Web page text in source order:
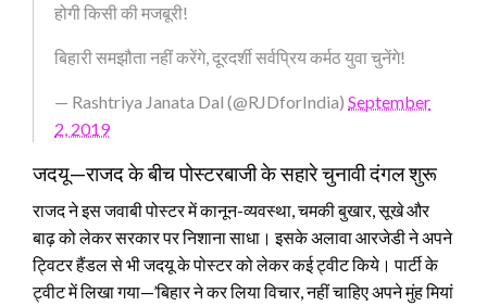
होगी किसी की मजबूरी!
बिहारी समझौता नहीं करेंगे, दूरदर्शी सर्वप्रिय कर्मठ युवा चुनेंगे!
— Rashtriya Janata Dal (@RJDforIndia) September
2, 2019
जदयू—राजद के बीच पोस्टरबाजी के सहारे चुनावी दंगल शुरू
राजद ने इस जवाबी पोस्टर में कानून-व्यवस्था, चमकी बुखार, सूखे और
बाढ़ को लेकर सरकार पर निशाना साधा। इसके अलावा आरजेडी ने अपने
ट्विटर हैंडल से भी जदयू के पोस्टर को लेकर कई ट्वीट किये। पार्टी के
ट्वीट में लिखा गया—’बिहार ने कर लिया विचार, नहीं चाहिए अपने मुंह मियां